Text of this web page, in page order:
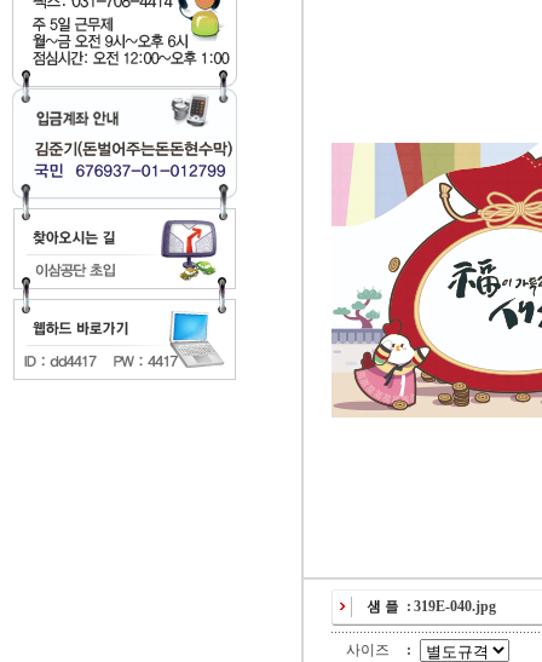
: 319E-040.jpg
사이즈 :